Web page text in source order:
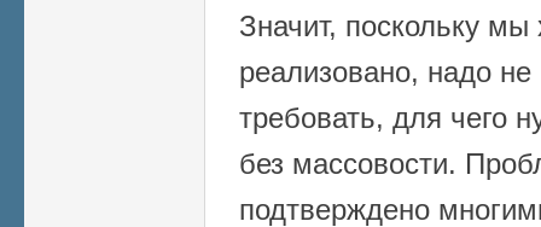
Значит, поскольку
реализовано, надо не
требовать, для чего
без массовости.
подтверждено